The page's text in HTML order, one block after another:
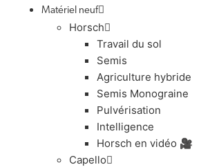
Matériel neuf
Horsch
Travail du sol
Semis
Agriculture hybride
Semis Monograine
Pulvérisation
Intelligence
Horsch en vidéo 🎥
Capello